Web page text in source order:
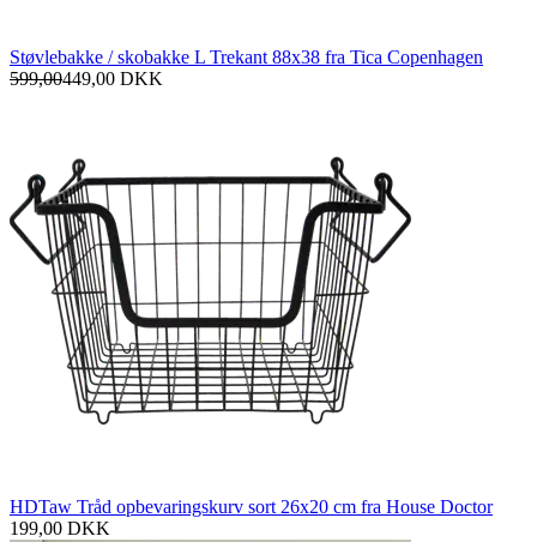
Støvlebakke / skobakke L Trekant 88x38 fra Tica Copenhagen
599,00449,00 DKK
HDTaw Tråd opbevaringskurv sort 26x20 cm fra House Doctor
199,00 DKK